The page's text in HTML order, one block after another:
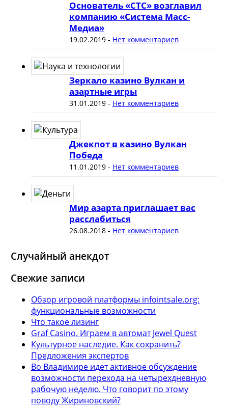
Основатель «СТС» возглавил
компанию «Система Масс-
Медиа»
19.02.2019- Нет комментариев
Зеркало казино Вулкан и
азартные игры
31.01.2019- Нет комментариев
Джекпот в казино Вулкан
Победа
11.01.2019- Нет комментариев
Мир азарта приглашает вас
расслабиться
26.08.2018- Нет комментариев
Случайный анекдот
Свежие записи
Обзор игровой платформы infointsale.org:
функциональные возможности
Что такое лизинг
Graf Casino. Играем в автомат Jewel Quest
Культурное наследие. Как сохранить?
Предложения экспертов
Во Владимире идет активное обсуждение
возможности перехода на четырехдневную
рабочую неделю. Что говорит по этому
поводу Жириновский?